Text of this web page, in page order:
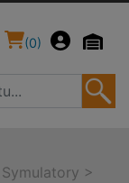
(0)
Symulatory >